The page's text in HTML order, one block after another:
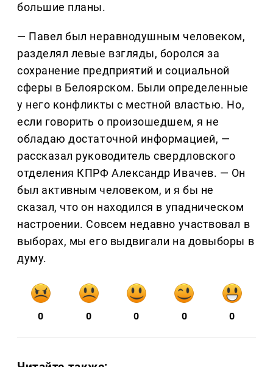
большие планы.
— Павел был неравнодушным человеком,
разделял левые взгляды, боролся за
сохранение предприятий и социальной
сферы в Белоярском. Были определенные
у него конфликты с местной властью. Но,
если говорить о произошедшем, я не
обладаю достаточной информацией, —
рассказал руководитель свердловского
отделения КПРФ Александр Ивачев. — Он
был активным человеком, и я бы не
сказал, что он находился в упадническом
настроении. Совсем недавно участвовал в
выборах, мы его выдвигали на довыборы в
думу.
0 0 0 0 0